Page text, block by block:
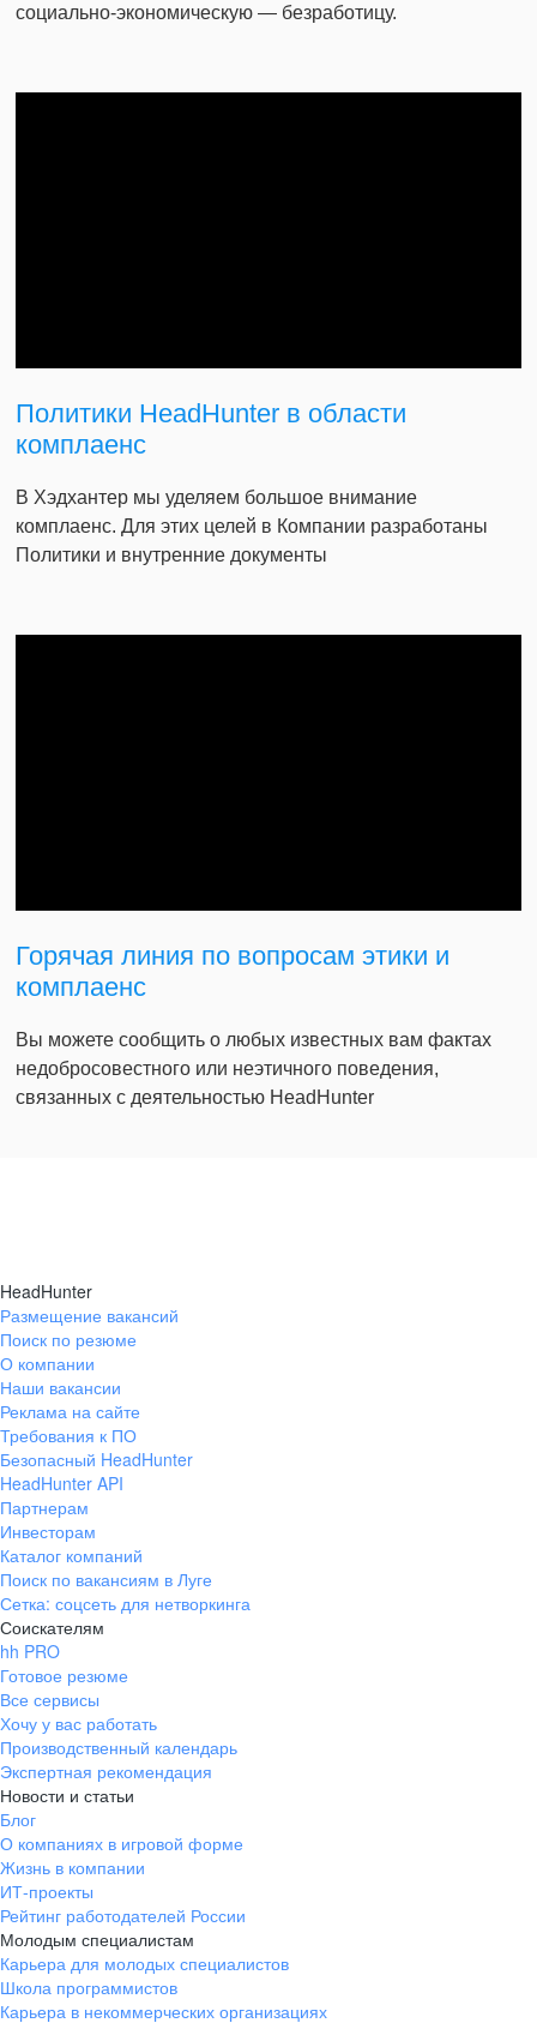
социально-экономическую — безработицу.
Политики HeadHunter в области
комплаенс
В Хэдхантер мы уделяем большое внимание
комплаенс. Для этих целей в Компании разработаны
Политики и внутренние документы
Горячая линия по вопросам этики и
комплаенс
Вы можете сообщить о любых известных вам фактах
недобросовестного или неэтичного поведения,
связанных с деятельностью HeadHunter
HeadHunter
Размещение вакансий
Поиск по резюме
О компании
Наши вакансии
Реклама на сайте
Требования к ПО
Безопасный HeadHunter
HeadHunter API
Партнерам
Инвесторам
Каталог компаний
Поиск по вакансиям в Луге
Сетка: соцсеть для нетворкинга
Соискателям
hh PRO
Готовое резюме
Все сервисы
Хочу у вас работать
Производственный календарь
Экспертная рекомендация
Новости и статьи
Блог
О компаниях в игровой форме
Жизнь в компании
ИТ-проекты
Рейтинг работодателей России
Молодым специалистам
Карьера для молодых специалистов
Школа программистов
Карьера в некоммерческих организациях